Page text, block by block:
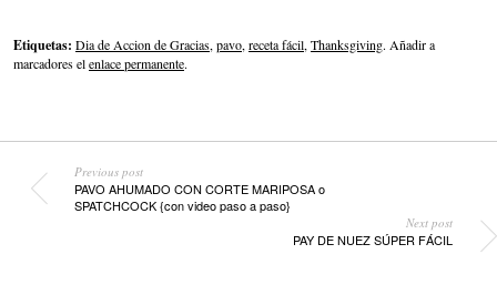
Etiquetas: Dia de Accion de Gracias,pavo,receta fácil,Thanksgiving. Añadir a
marcadores elenlace permanente.
Previous post
PAVO AHUMADO CON CORTE MARIPOSA o
SPATCHCOCK {con video paso a paso}
Next post
PAY DE NUEZ SÚPER FÁCIL